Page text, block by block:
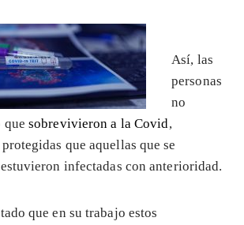
Así, las
personas
no
quesobrevivieron a la Covid,
que aquellas que se
infectadas con anterioridad.
que en su trabajo estos